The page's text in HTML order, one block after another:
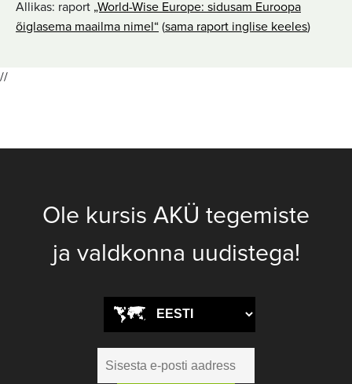
Allikas: raport „World-Wise Europe: sidusam Euroopa
õiglasema maailma nimel“ (sama raport inglise keeles)
//
Ole kursis AKÜ tegemiste
ja valdkonna uudistega!